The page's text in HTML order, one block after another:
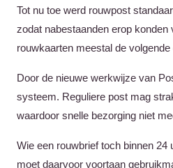
Tot nu toe werd rouwpost
zodat nabestaanden erop konden
rouwkaarten meestal de
Door de nieuwe werkwijze van
systeem. Reguliere post mag
waardoor snelle bezorging niet
Wie een rouwbrief toch binnen 24
moet daarvoor voortaan